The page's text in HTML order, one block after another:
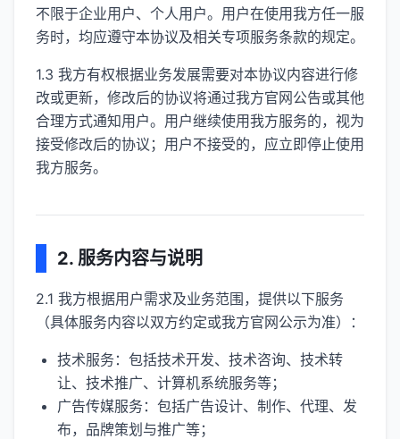
不限于企业用户、个人用户。用户在使用我方任一服
务时，均应遵守本协议及相关专项服务条款的规定。
1.3 我方有权根据业务发展需要对本协议内容进行修
改或更新，修改后的协议将通过我方官网公告或其他
合理方式通知用户。用户继续使用我方服务的，视为
接受修改后的协议；用户不接受的，应立即停止使用
我方服务。
2. 服务内容与说明
2.1 我方根据用户需求及业务范围，提供以下服务
（具体服务内容以双方约定或我方官网公示为准）：
技术服务：包括技术开发、技术咨询、技术转
让、技术推广、计算机系统服务等；
广告传媒服务：包括广告设计、制作、代理、发
布，品牌策划与推广等；